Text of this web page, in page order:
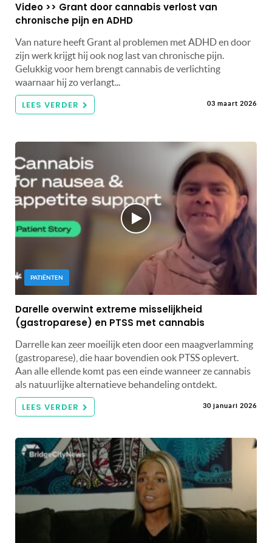
Video >> Grant door cannabis verlost van
chronische pijn en ADHD
Van nature heeft Grant al problemen met ADHD en door
zijn werk krijgt hij ook nog last van chronische pijn.
Gelukkig voor hem brengt cannabis de verlichting
waarnaar hij zo verlangt...
LEES VERDER 03 maart 2026
PATIËNTEN
Darelle overwint extreme misselijkheid
(gastroparese) en PTSS met cannabis
Darrelle kan zeer moeilijk eten door een maagverlamming
(gastroparese), die haar bovendien ook PTSS oplevert.
Aan alle ellende komt pas een einde wanneer ze cannabis
als natuurlijke alternatieve behandeling ontdekt.
LEES VERDER 30 januari 2026